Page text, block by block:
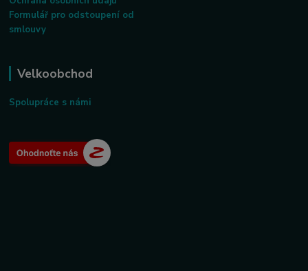
Formulář pro odstoupení od
smlouvy
Velkoobchod
Spolupráce s námi